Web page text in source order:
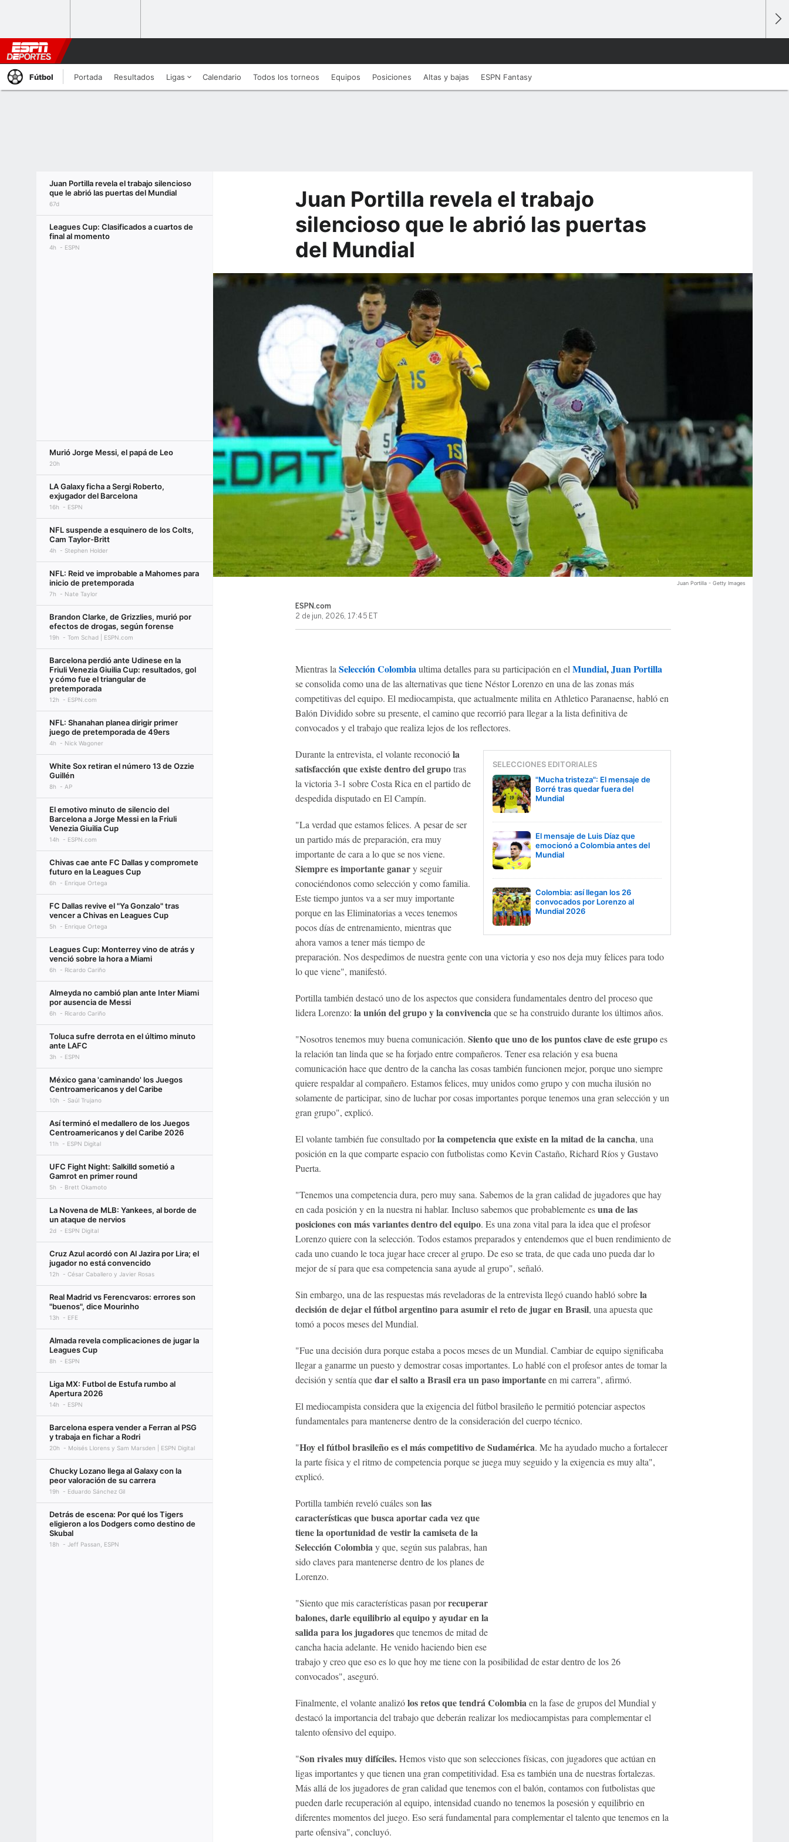
Fútbol Portada Resultados Ligas Calendario Todos los torneos Equipos Posiciones Altas y bajas ESPN Fantasy
Juan Portilla revela el trabajo silencioso
que le abrió las puertas del Mundial
67d
Leagues Cup: Clasificados a cuartos de
final al momento
4h ESPN
Murió Jorge Messi, el papá de Leo
20h
LA Galaxy ficha a Sergi Roberto,
exjugador del Barcelona
16h ESPN
NFL suspende a esquinero de los Colts,
Cam Taylor-Britt
4h Stephen Holder
NFL: Reid ve improbable a Mahomes para
inicio de pretemporada
7h Nate Taylor
Brandon Clarke, de Grizzlies, murió por
efectos de drogas, según forense
19h Tom Schad | ESPN.com
Barcelona perdió ante Udinese en la
Friuli Venezia Giuilia Cup: resultados, gol
y cómo fue el triangular de
pretemporada
12h ESPN.com
NFL: Shanahan planea dirigir primer
juego de pretemporada de 49ers
4h Nick Wagoner
White Sox retiran el número 13 de Ozzie
Guillén
8h AP
El emotivo minuto de silencio del
Barcelona a Jorge Messi en la Friuli
Venezia Giuilia Cup
14h ESPN.com
Chivas cae ante FC Dallas y compromete
futuro en la Leagues Cup
6h Enrique Ortega
FC Dallas revive el "Ya Gonzalo" tras
vencer a Chivas en Leagues Cup
5h Enrique Ortega
Leagues Cup: Monterrey vino de atrás y
venció sobre la hora a Miami
6h Ricardo Cariño
Almeyda no cambió plan ante Inter Miami
por ausencia de Messi
6h Ricardo Cariño
Toluca sufre derrota en el último minuto
ante LAFC
3h ESPN
México gana 'caminando' los Juegos
Centroamericanos y del Caribe
10h Saúl Trujano
Así terminó el medallero de los Juegos
Centroamericanos y del Caribe 2026
11h ESPN Digital
UFC Fight Night: Salkilld sometió a
Gamrot en primer round
5h Brett Okamoto
La Novena de MLB: Yankees, al borde de
un ataque de nervios
2d ESPN Digital
Cruz Azul acordó con Al Jazira por Lira; el
jugador no está convencido
12h César Caballero y Javier Rosas
Real Madrid vs Ferencvaros: errores son
"buenos", dice Mourinho
13h EFE
Almada revela complicaciones de jugar la
Leagues Cup
8h ESPN
Liga MX: Futbol de Estufa rumbo al
Apertura 2026
14h ESPN
Barcelona espera vender a Ferran al PSG
y trabaja en fichar a Rodri
20h Moisés Llorens y Sam Marsden | ESPN Digital
Chucky Lozano llega al Galaxy con la
peor valoración de su carrera
19h Eduardo Sánchez Gil
Detrás de escena: Por qué los Tigers
eligieron a los Dodgers como destino de
Skubal
18h Jeff Passan, ESPN
Juan Portilla revela el trabajo
silencioso que le abrió las puertas
del Mundial
Juan Portilla - Getty Images
ESPN.com
2 de jun, 2026, 17:45 ET
Mientras la Selección Colombia ultima detalles para su participación en el Mundial,Juan Portilla
se consolida como una de las alternativas que tiene Néstor Lorenzo en una de las zonas más
competitivas del equipo. El mediocampista, que actualmente milita en Athletico Paranaense, habló en
Balón Dividido sobre su presente, el camino que recorrió para llegar a la lista definitiva de
convocados y el trabajo que realiza lejos de los reflectores.
SELECCIONES EDITORIALES
"Mucha tristeza": El mensaje de
Borré tras quedar fuera del
Mundial
El mensaje de Luis Díaz que
emocionó a Colombia antes del
Mundial
Colombia: así llegan los 26
convocados por Lorenzo al
Mundial 2026
Durante la entrevista, el volante reconocióla
satisfacción que existe dentro del grupotras
la victoria 3-1 sobre Costa Rica en el partido de
despedida disputado en El Campín.
"La verdad que estamos felices. A pesar de ser
un partido más de preparación, era muy
importante de cara a lo que se nos viene.
Siempre es importante ganary seguir
conociéndonos como selección y como familia.
Este tiempo juntos va a ser muy importante
porque en las Eliminatorias a veces tenemos
pocos días de entrenamiento, mientras que
ahora vamos a tener más tiempo de
preparación. Nos despedimos de nuestra gente con una victoria y eso nos deja muy felices para todo
lo que viene", manifestó.
Portilla también destacó uno de los aspectos que considera fundamentales dentro del proceso que
lidera Lorenzo: la unión del grupo y la convivencia que se ha construido durante los últimos años.
"Nosotros tenemos muy buena comunicación. Siento que uno de los puntos clave de este grupoes
la relación tan linda que se ha forjado entre compañeros. Tener esa relación y esa buena
comunicación hace que dentro de la cancha las cosas también funcionen mejor, porque uno siempre
quiere respaldar al compañero. Estamos felices, muy unidos como grupo y con mucha ilusión no
solamente de participar, sino de luchar por cosas importantes porque tenemos una gran selección y un
gran grupo", explicó.
El volante también fue consultado porla competencia que existe en la mitad de la cancha, una
posición en la que comparte espacio con futbolistas como Kevin Castaño, Richard Ríos y Gustavo
Puerta.
"Tenemos una competencia dura, pero muy sana. Sabemos de la gran calidad de jugadores que hay
en cada posición y en la nuestra ni hablar. Incluso sabemos que probablemente esuna de las
posiciones con más variantes dentro del equipo. Es una zona vital para la idea que el profesor
Lorenzo quiere con la selección. Todos estamos preparados y entendemos que el buen rendimiento de
cada uno cuando le toca jugar hace crecer al grupo. De eso se trata, de que cada uno pueda dar lo
mejor de sí para que esa competencia sana ayude al grupo", señaló.
Sin embargo, una de las respuestas más reveladoras de la entrevista llegó cuando habló sobrela
decisión de dejar el fútbol argentino para asumir el reto de jugar en Brasil, una apuesta que
tomó a pocos meses del Mundial.
"Fue una decisión dura porque estaba a pocos meses de un Mundial. Cambiar de equipo significaba
llegar a ganarme un puesto y demostrar cosas importantes. Lo hablé con el profesor antes de tomar la
decisión y sentía quedar el salto a Brasil era un paso importanteen mi carrera", afirmó.
El mediocampista considera que la exigencia del fútbol brasileño le permitió potenciar aspectos
fundamentales para mantenerse dentro de la consideración del cuerpo técnico.
"Hoy el fútbol brasileño es el más competitivo de Sudamérica. Me ha ayudado mucho a fortalecer
la parte física y el ritmo de competencia porque se juega muy seguido y la exigencia es muy alta",
explicó.
Portilla también reveló cuáles sonlas
características que busca aportar cada vez que
tiene la oportunidad de vestir la camiseta de la
Selección Colombia y que, según sus palabras, han
sido claves para mantenerse dentro de los planes de
Lorenzo.
"Siento que mis características pasan porrecuperar
balones, darle equilibrio al equipo y ayudar en la
salida para los jugadoresque tenemos de mitad de
cancha hacia adelante. He venido haciendo bien ese
trabajo y creo que eso es lo que hoy me tiene con la posibilidad de estar dentro de los 26
convocados", aseguró.
Finalmente, el volante analizólos retos que tendrá Colombia en la fase de grupos del Mundial y
destacó la importancia del trabajo que deberán realizar los mediocampistas para complementar el
talento ofensivo del equipo.
"Son rivales muy difíciles.Hemos visto que son selecciones físicas, con jugadores que actúan en
ligas importantes y que tienen una gran competitividad. Esa es también una de nuestras fortalezas.
Más allá de los jugadores de gran calidad que tenemos con el balón, contamos con futbolistas que
pueden darle recuperación al equipo, intensidad cuando no tenemos la posesión y equilibrio en
diferentes momentos del juego. Eso será fundamental para complementar el talento que tenemos en la
parte ofensiva", concluyó.